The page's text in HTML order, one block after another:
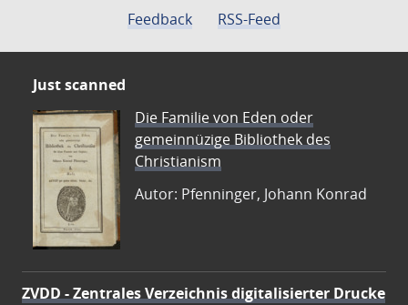
Feedback
RSS-Feed
Just scanned
Die Familie von Eden oder
gemeinnüzige Bibliothek des
Christianism
Autor: Pfenninger, Johann Konrad
ZVDD - Zentrales Verzeichnis digitalisierter Drucke